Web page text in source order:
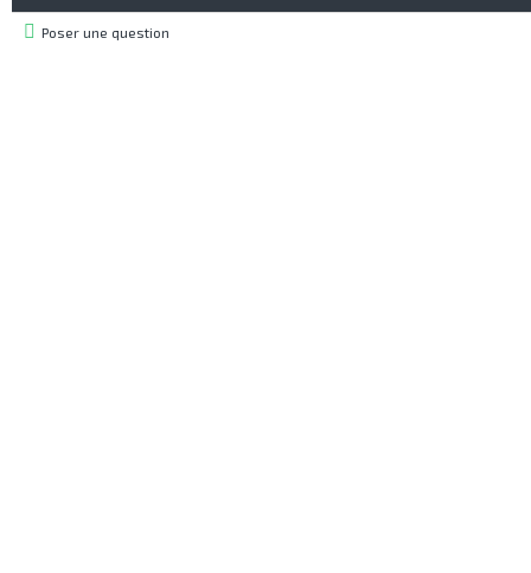
Poser une question